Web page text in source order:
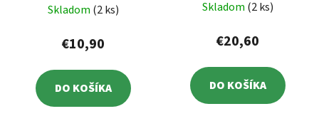
Skladom (2 ks)
€10,90
DO KOŠÍKA
Skladom (2 ks)
€20,60
DO KOŠÍKA